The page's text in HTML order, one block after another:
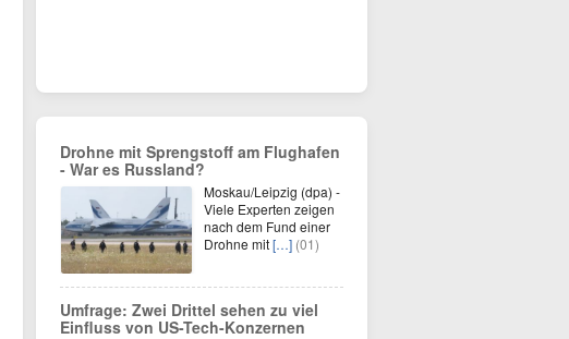
Drohne mit Sprengstoff am Flughafen
- War es Russland?
Moskau/Leipzig (dpa) -
Viele Experten zeigen
nach dem Fund einer
Drohne mit[…] (01)
Umfrage: Zwei Drittel sehen zu viel
Einfluss von US-Tech-Konzernen